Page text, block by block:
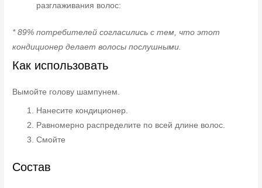
разглаживания волос:
* 89% потребителей согласились с тем, что этот
кондиционер делает волосы послушными.
Как использовать
Вымойте голову шампунем.
Нанесите кондиционер.
Равномерно распределите по всей длине волос.
Смойте
Состав